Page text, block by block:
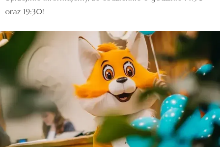
oraz 19:30!